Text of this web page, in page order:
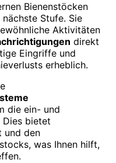
Bienenstöcken
Stufe. Sie
Aktivitäten
direkt
Eingriffe und
erheblich.
die ein- und
Dies bietet
und den
was Ihnen hilft,